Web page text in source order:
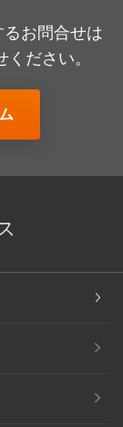
お問合せは
ださい。